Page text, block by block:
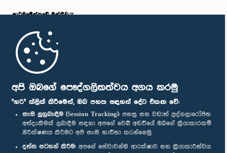
අපි ඔබගේ පෞද්ගලිකත්වය අගය කරමු
"හරි" ක්ලික් කිරීමෙන්, ඔබ පහත සඳහන් දේට එකඟ වේ:
සැසි ලුහුබැඳීම (Session Tracking): පහසු සහ වඩාත් පුද්ගලාරෝපිත
අත්දැකීමක් ලබාදීම සඳහා අපගේ වෙබ් අඩවියේ ඔබගේ ක්‍රියාකාරකම්
නිරීක්ෂණය කිරීමට අපි සැසි භාවිතා කරන්නෙමු.
දත්ත සටහන් කිරීම: අපගේ සේවාවන්හි ආරක්ෂාව සහ ක්‍රියාකාරීත්වය
පාර්ලි‌මේන්තුවේ මන්ත්‍රීවරු
මුල් පිටුව
පාර්ලිමේන්තු ජංගම යෙදුම
අප හා සම්බන්ධ වී සිටින්න :